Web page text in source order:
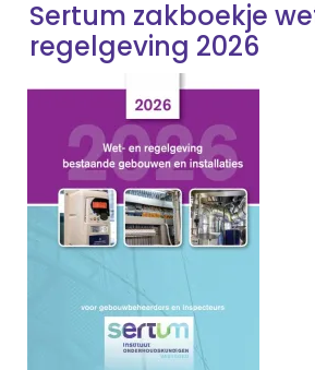
Sertum zakboekje
regelgeving 2026